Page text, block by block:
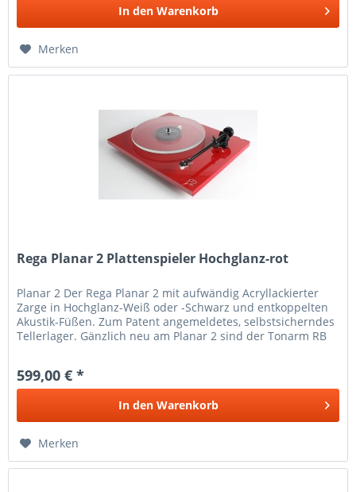
In den Warenkorb
Merken
Rega Planar 2 Plattenspieler Hochglanz-rot
Planar 2 Der Rega Planar 2 mit aufwändig Acryllackierter
Zarge in Hochglanz-Weiß oder -Schwarz und entkoppelten
Akustik-Füßen. Zum Patent angemeldetes, selbstsicherndes
Tellerlager. Gänzlich neu am Planar 2 sind der Tonarm RB
599,00 € *
In den Warenkorb
Merken